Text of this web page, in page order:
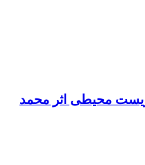
محيطی اثر محمد